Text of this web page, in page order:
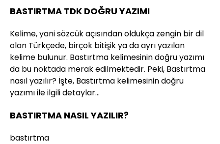
BASTIRTMA TDK DOĞRU YAZIMI
Kelime, yani sözcük açısından oldukça zengin bir dil
olan Türkçede, birçok bitişik ya da ayrı yazılan
kelime bulunur. Bastırtma kelimesinin doğru yazımı
da bu noktada merak edilmektedir. Peki, Bastırtma
nasıl yazılır? İşte, Bastırtma kelimesinin doğru
yazımı ile ilgili detaylar…
BASTIRTMA NASIL YAZILIR?
bastırtma